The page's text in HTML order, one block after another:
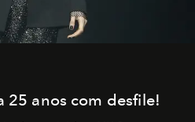
25 anos com desfile!